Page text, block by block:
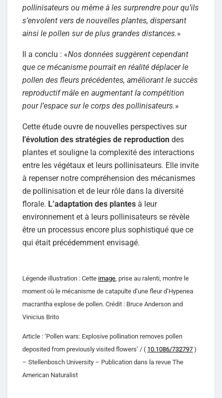
pollinisateurs ou même à les surprendre pour qu’ils
s’envolent vers de nouvelles plantes, dispersant
ainsi le pollen sur de plus grandes distances.»
Il a conclu : «Nos données suggèrent cependant
que ce mécanisme pourrait en réalité déplacer le
pollen des fleurs précédentes, améliorant le succès
reproductif mâle en augmentant la compétition
pour l’espace sur le corps des pollinisateurs.»
Cette étude ouvre de nouvelles perspectives sur
l’évolution des stratégies de reproduction des
plantes et souligne la complexité des interactions
entre les végétaux et leurs pollinisateurs. Elle invite
à repenser notre compréhension des mécanismes
de pollinisation et de leur rôle dans la diversité
florale. L’adaptation des plantes à leur
environnement et à leurs pollinisateurs se révèle
être un processus encore plus sophistiqué que ce
qui était précédemment envisagé.
Légende illustration : Cette image , prise au ralenti, montre le
moment où le mécanisme de catapulte d’une fleur d’Hypenea
macrantha explose de pollen. Crédit : Bruce Anderson and
Vinicius Brito
Article : ‘Pollen wars: Explosive pollination removes pollen
deposited from previously visited flowers’ / ( 10.1086/732797 )
– Stellenbosch University – Publication dans la revue The
American Naturalist